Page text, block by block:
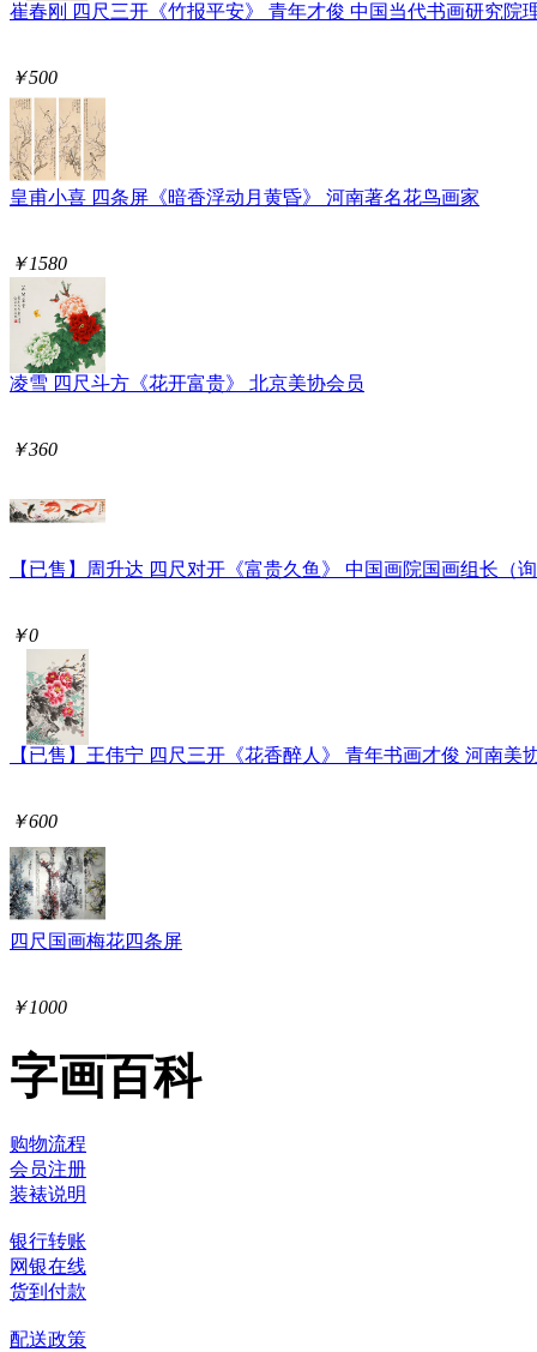
崔春刚 四尺三开《竹报平安》 青年才俊 中国当代书画研究院
￥500
皇甫小喜 四条屏《暗香浮动月黄昏》 河南著名花鸟画家
￥1580
凌雪 四尺斗方《花开富贵》 北京美协会员
￥360
【已售】周升达 四尺对开《富贵久鱼》 中国画院国画组长（
￥0
【已售】王伟宁 四尺三开《花香醉人》 青年书画才俊 河南美
￥600
四尺国画梅花四条屏
￥1000
字画百科
购物流程
会员注册
装裱说明
银行转账
网银在线
货到付款
配送政策